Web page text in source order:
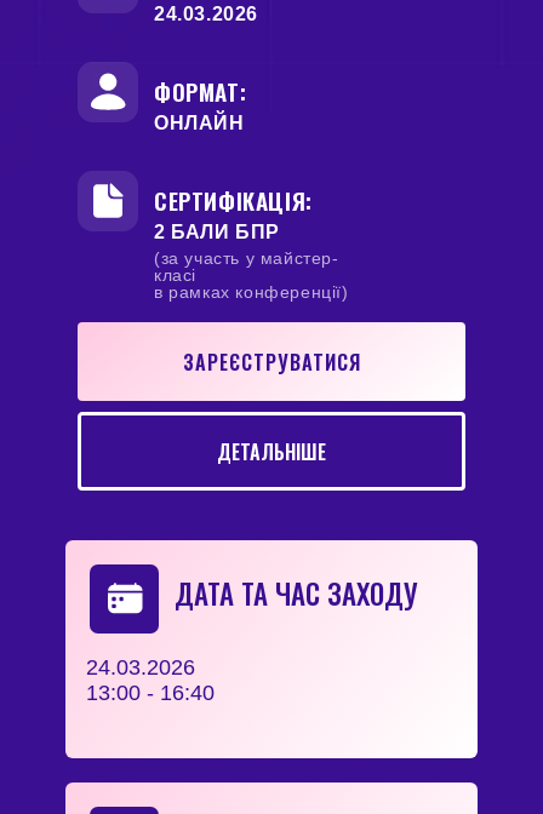
ЗАРЕЄСТРУВАТИСЯ
24.03.2026
ФОРМАТ:
ОНЛАЙН
СЕРТИФІКАЦІЯ:
2 БАЛИ БПР
(за участь у майстер-
класі
в рамках конференції)
ДЕТАЛЬНІШЕ
ДАТА ТА ЧАС ЗАХОДУ
24.03.2026
13:00 - 16:40